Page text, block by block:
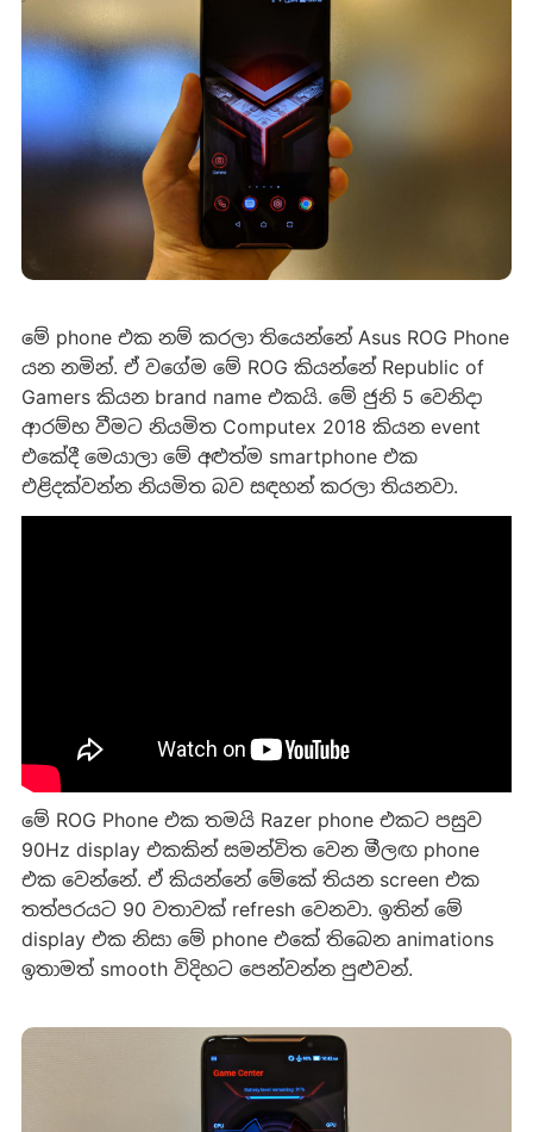
මේ phone එක නම් කරලා තියෙන්නේ Asus ROG Phone
යන නමින්. ඒ වගේම මේ ROG කියන්නේ Republic of
Gamers කියන brand name එකයි. මේ ජුනි 5 වෙනිදා
ආරම්භ වීමට නියමිත Computex 2018 කියන event
එකේදී මෙයාලා මේ අළුත්ම smartphone එක
එළිදක්වන්න නියමිත බව සඳහන් කරලා තියනවා.
මේ ROG Phone එක තමයි Razer phone එකට පසුව
90Hz display එකකින් සමන්විත වෙන මීලඟ phone
එක වෙන්නේ. ඒ කියන්නේ මේකේ තියන screen එක
තත්පරයට 90 වතාවක් refresh වෙනවා. ඉතින් මේ
display එක නිසා මේ phone එකේ තිබෙන animations
ඉතාමත් smooth විදිහට පෙන්වන්න පුළුවන්.